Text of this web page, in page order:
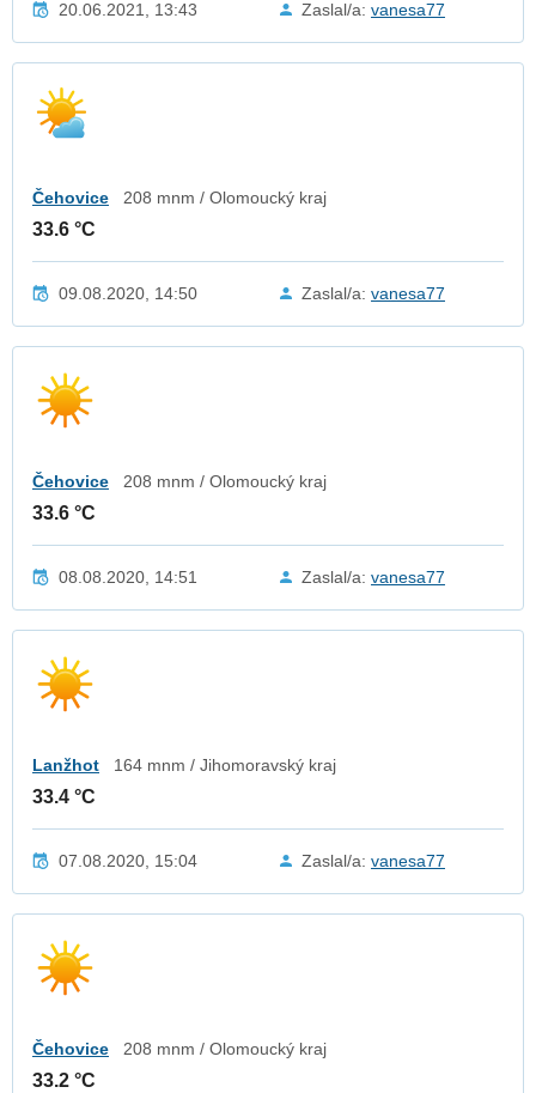
20.06.2021, 13:43 Zaslal/a: vanesa77
Čehovice 208 mnm / Olomoucký kraj
33.6 °C
09.08.2020, 14:50 Zaslal/a: vanesa77
Čehovice 208 mnm / Olomoucký kraj
33.6 °C
08.08.2020, 14:51 Zaslal/a: vanesa77
Lanžhot 164 mnm / Jihomoravský kraj
33.4 °C
07.08.2020, 15:04 Zaslal/a: vanesa77
Čehovice 208 mnm / Olomoucký kraj
33.2 °C